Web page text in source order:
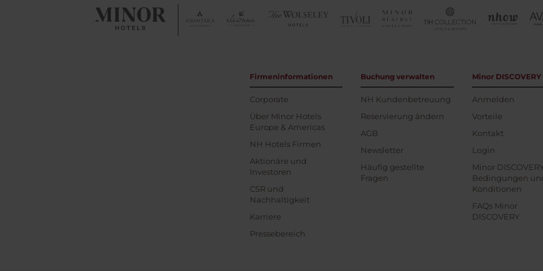
Firmeninformationen
Corporate
Über Minor Hotels
Europe & Americas
NH Hotels Firmen
Aktionäre und
Investoren
CSR und
Nachhaltigkeit
Karriere
Pressebereich
Buchung verwalten
NH Kundenbetreuung
Reservierung ändern
AGB
Newsletter
Häufig gestellte
Fragen
Minor DISCOVERY
Anmelden
Vorteile
Kontakt
Login
Minor
Bedingungen
Konditionen
FAQs Minor
DISCOVERY